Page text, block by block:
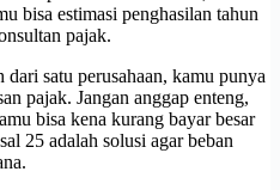
bisa estimasi penghasilan tahun
pajak.
dari satu perusahaan, kamu punya
pajak. Jangan anggap enteng,
bisa kena kurang bayar besar
25 adalah solusi agar beban